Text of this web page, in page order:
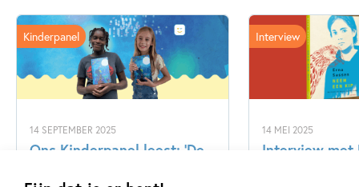
14 SEPTEMBER 2025
Ons Kinderpanel leest: ‘De
Kinderpanel
14 MEI 2025
Interview met
Interview